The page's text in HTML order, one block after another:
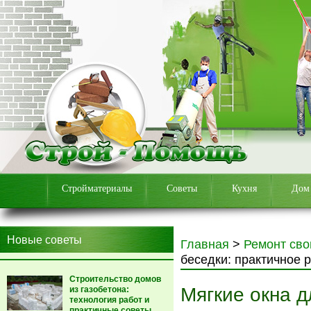
Стройматериалы Советы Кухня Дом
Новые советы
Строительство домов
из газобетона:
технология работ и
Главная > Ремонт
беседки: практичное
Мягкие окна